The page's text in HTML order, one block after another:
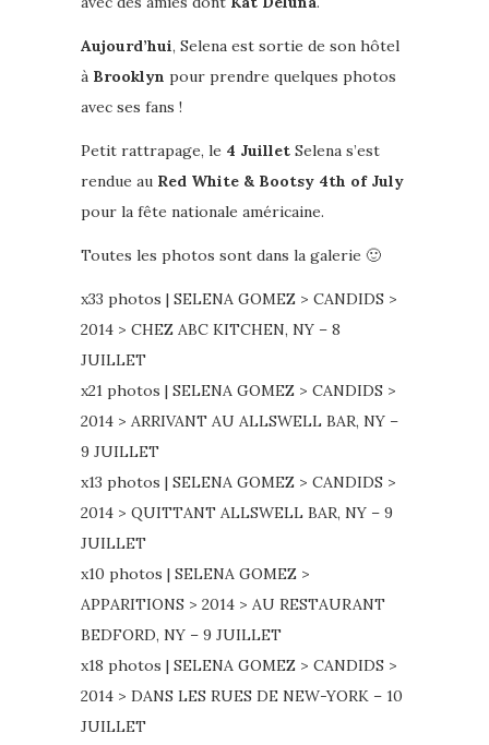
Aujourd’hui, Selena est sortie de son hôtel
à Brooklyn pour prendre quelques photos
avec ses fans !
Petit rattrapage, le 4 Juillet Selena s’est
rendue au Red White & Bootsy 4th of July
pour la fête nationale américaine.
Toutes les photos sont dans la galerie 🙂
x33 photos | SELENA GOMEZ > CANDIDS >
2014 > CHEZ ABC KITCHEN, NY – 8
JUILLET
x21 photos | SELENA GOMEZ > CANDIDS >
2014 > ARRIVANT AU ALLSWELL BAR, NY –
9 JUILLET
x13 photos | SELENA GOMEZ > CANDIDS >
2014 > QUITTANT ALLSWELL BAR, NY – 9
JUILLET
x10 photos | SELENA GOMEZ >
APPARITIONS > 2014 > AU RESTAURANT
BEDFORD, NY – 9 JUILLET
x18 photos | SELENA GOMEZ > CANDIDS >
2014 > DANS LES RUES DE NEW-YORK – 10
JUILLET